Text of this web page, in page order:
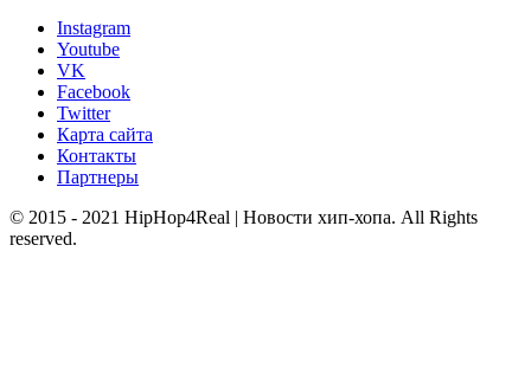
Instagram
Youtube
VK
Facebook
Twitter
Карта сайта
Контакты
Партнеры
© 2015 - 2021 HipHop4Real | Новости хип-хопа. All Rights
reserved.